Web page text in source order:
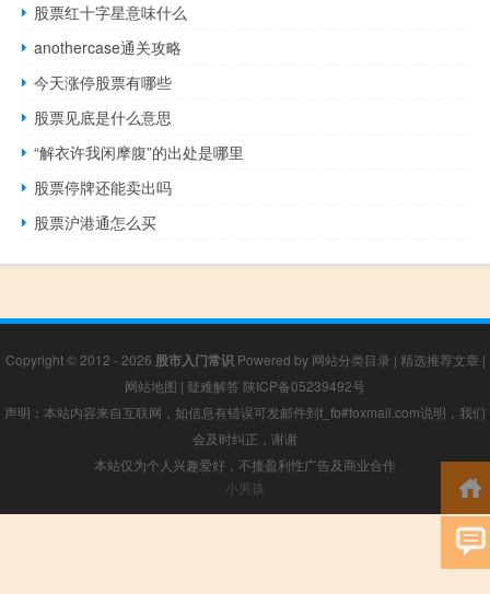
股票红十字星意味什么
anothercase通关攻略
今天涨停股票有哪些
股票见底是什么意思
“解衣许我闲摩腹”的出处是哪里
股票停牌还能卖出吗
股票沪港通怎么买
Copyright © 2012 - 2026 股市入门常识Powered by 网站分类目录 | 精选推荐文章 |
网站地图 | 疑难解答 陕ICP备05239492号
声明：本站内容来自互联网，如信息有错误可发邮件到f_fb#foxmail.com说明，我们
会及时纠正，谢谢
本站仅为个人兴趣爱好，不接盈利性广告及商业合作
小男孩